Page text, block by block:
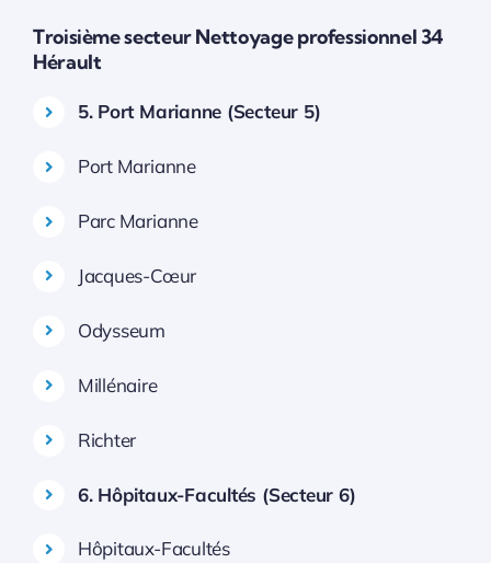
Troisième secteur Nettoyage professionnel 34
Hérault
5. Port Marianne (Secteur 5)
Port Marianne
Parc Marianne
Jacques-Cœur
Odysseum
Millénaire
Richter
6. Hôpitaux-Facultés (Secteur 6)
Hôpitaux-Facultés